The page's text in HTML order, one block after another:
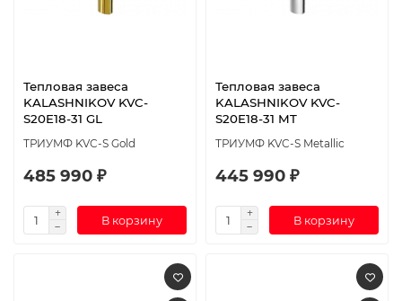
Тепловая завеса
KALASHNIKOV KVC-
S20E18-31 GL
ТРИУМФ KVC-S Gold
485 990 ₽
В корзину
Тепловая завеса
KALASHNIKOV KVC-
S20E18-31 MT
ТРИУМФ KVC-S Metallic
445 990 ₽
В корзину